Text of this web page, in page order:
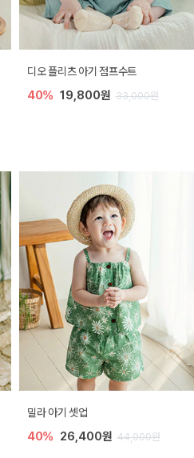
디오 플리츠 아기 점프수트
40% 19,800원 33,000원
밀라 아기 셋업
40% 26,400원 44,000원